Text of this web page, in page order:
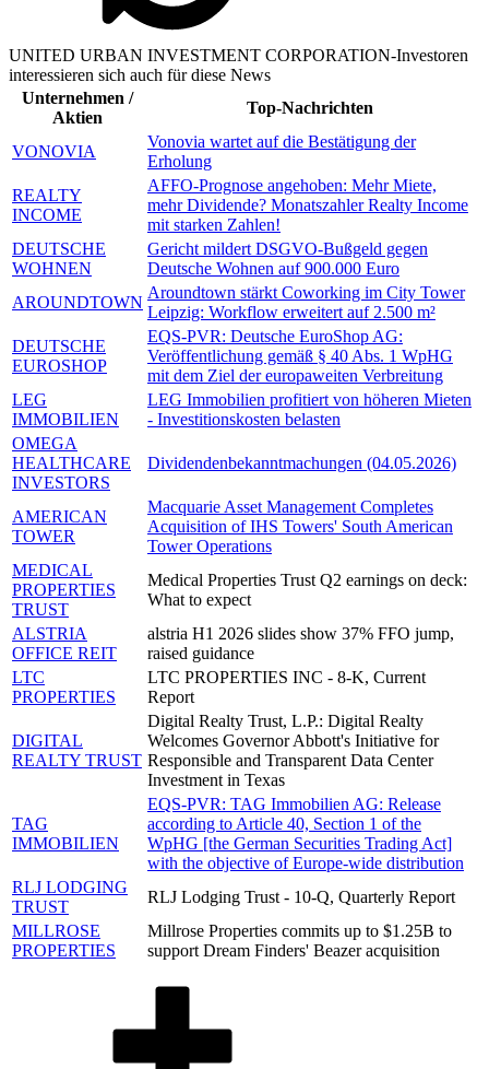
UNITED URBAN INVESTMENT CORPORATION-Investoren
interessieren sich auch für diese News
Unternehmen /
Aktien
Top-Nachrichten
VONOVIA
Vonovia wartet auf die Bestätigung der
Erholung
REALTY
INCOME
AFFO-Prognose angehoben: Mehr Miete,
mehr Dividende? Monatszahler Realty Income
mit starken Zahlen!
DEUTSCHE
WOHNEN
Gericht mildert DSGVO-Bußgeld gegen
Deutsche Wohnen auf 900.000 Euro
AROUNDTOWN
Aroundtown stärkt Coworking im City Tower
Leipzig: Workflow erweitert auf 2.500 m²
DEUTSCHE
EUROSHOP
EQS-PVR: Deutsche EuroShop AG:
Veröffentlichung gemäß § 40 Abs. 1 WpHG
mit dem Ziel der europaweiten Verbreitung
LEG
IMMOBILIEN
LEG Immobilien profitiert von höheren Mieten
- Investitionskosten belasten
OMEGA
HEALTHCARE
INVESTORS
Dividendenbekanntmachungen (04.05.2026)
AMERICAN
TOWER
Macquarie Asset Management Completes
Acquisition of IHS Towers' South American
Tower Operations
MEDICAL
PROPERTIES
TRUST
Medical Properties Trust Q2 earnings on deck:
What to expect
ALSTRIA
OFFICE REIT
alstria H1 2026 slides show 37% FFO jump,
raised guidance
LTC
PROPERTIES
LTC PROPERTIES INC - 8-K, Current
Report
DIGITAL
REALTY TRUST
Digital Realty Trust, L.P.: Digital Realty
Welcomes Governor Abbott's Initiative for
Responsible and Transparent Data Center
Investment in Texas
TAG
IMMOBILIEN
EQS-PVR: TAG Immobilien AG: Release
according to Article 40, Section 1 of the
WpHG [the German Securities Trading Act]
with the objective of Europe-wide distribution
RLJ LODGING
TRUST
RLJ Lodging Trust - 10-Q, Quarterly Report
MILLROSE
PROPERTIES
Millrose Properties commits up to $1.25B to
support Dream Finders' Beazer acquisition